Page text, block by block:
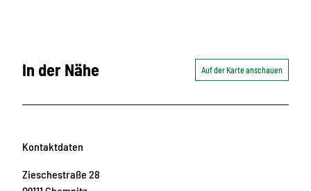
In der Nähe Auf der Karte anschauen
Kontaktdaten
Zieschestraße 28